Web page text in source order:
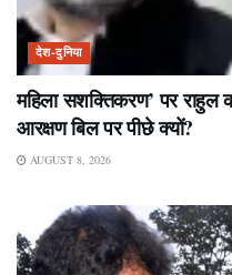
देश-दुनिया
महिला सशक्तिकरण’ पर राहुल
आरक्षण बिल पर पीछे क्यों?
AUGUST 8, 2026